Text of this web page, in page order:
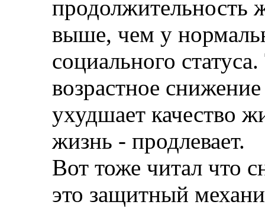
продолжительность
выше, чем у
социального
возрастное
ухудшает качество
жизнь - продлевает.
Вот тоже читал что
это защитный